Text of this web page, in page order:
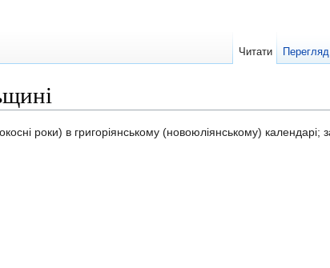
роки) в григоріянському (новоюліянському)
Читати Перегляд